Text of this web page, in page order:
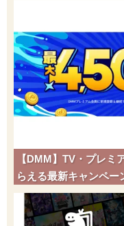
【DMM】TV・プレミ
らえる最新キャンペー
チ】